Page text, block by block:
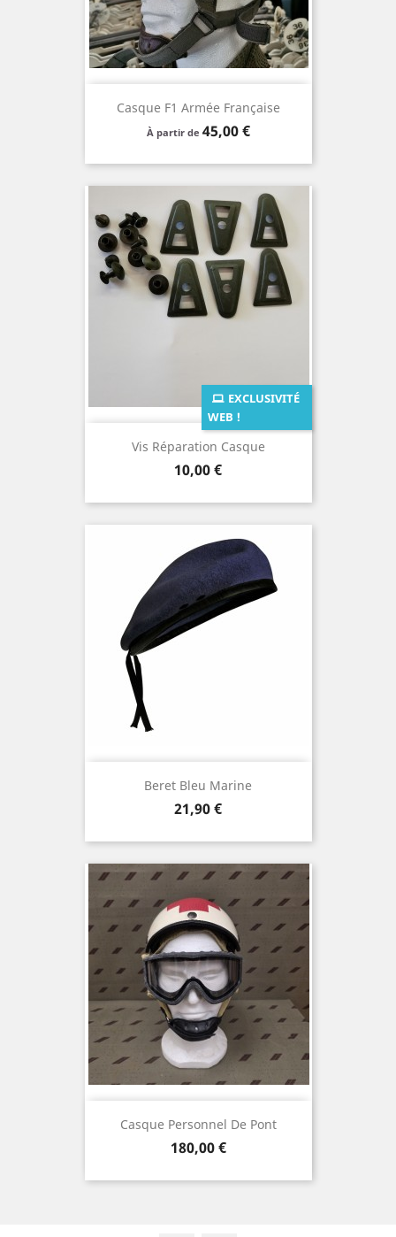
Casque F1 Armée Française
À partir de Prix
45,00 €
EXCLUSIVITÉ
WEB !
Vis Réparation Casque
Prix
10,00 €
Beret Bleu Marine
Prix
21,90 €
Casque Personnel De Pont
Prix
180,00 €